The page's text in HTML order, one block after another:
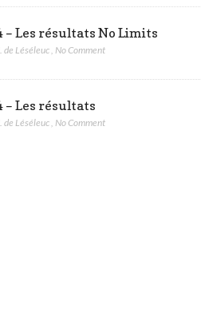
– Les résultats No Limits
de Léséleuc,No Comment
– Les résultats
de Léséleuc No Comment